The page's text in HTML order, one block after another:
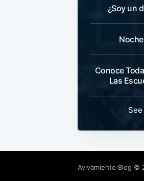
¿Soy un
Conoce
Las
Avivamiento Blog ©